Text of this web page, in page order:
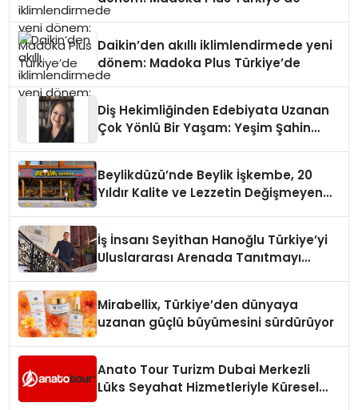
Daikin’den akıllı iklimlendirmede yeni
dönem: Madoka Plus Türkiye’de
Diş Hekimliğinden Edebiyata Uzanan
Çok Yönlü Bir Yaşam: Yeşim Şahin
Beylikdüzü’nde Beylik İşkembe, 20
Yıldır Kalite ve Lezzetin Değişmeyen
İş İnsanı Seyithan Hanoğlu Türkiye’yi
Uluslararası Arenada Tanıtmayı
Mirabellix, Türkiye’den dünyaya
uzanan güçlü büyümesini sürdürüyor
Anato Tour Turizm Dubai Merkezli
Lüks Seyahat Hizmetleriyle Küresel